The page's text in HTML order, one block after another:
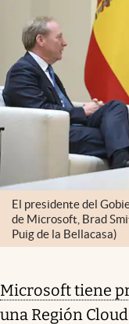
El presidente del
de Microsoft, Brad
Puig de la Bellacasa)
Microsoft tiene
una Región